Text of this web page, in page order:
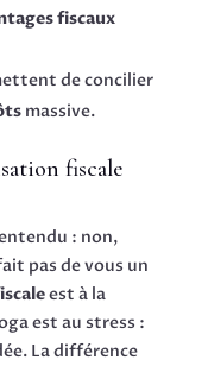
fiscaux
de concilier
massive.
fiscale
: non,
pas de vous un
est à la
est au stress :
La différence